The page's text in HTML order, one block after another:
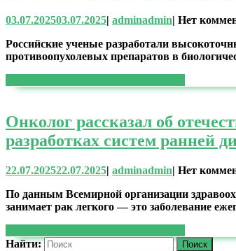
03.07.202503.07.2025| adminadmin| Нет
Российские ученые разработали
противоопухолевых препаратов в
Онколог рассказал об
разработках систем ранней
22.07.202522.07.2025| adminadmin| Нет
По данным Всемирной организации
занимает рак легкого — это заболевание
Найти: